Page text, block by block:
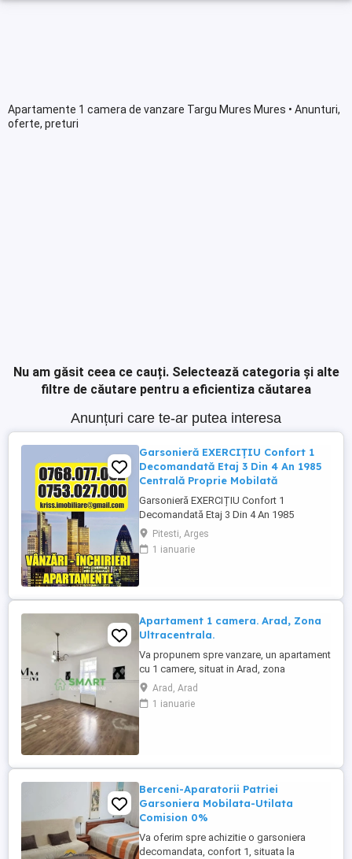
Apartamente 1 camera de vanzare Targu Mures Mures • Anunturi,
oferte, preturi
Nu am găsit ceea ce cauți. Selectează categoria și alte
filtre de căutare pentru a eficientiza căutarea
Anunțuri care te-ar putea interesa
Garsonieră EXERCIȚIU Confort 1
Decomandată Etaj 3 Din 4 An 1985
Centrală Proprie Mobilată
Garsonieră EXERCIȚIU Confort 1
Decomandată Etaj 3 Din 4 An 1985
Centrală Proprie Mobilată - Agenția
Imobiliară * KRISSS * prezintă spre
vânzare, în exclusivitate, o garsonieră
accesului rapid ...
Pitesti, Arges
1 ianuarie
Apartament 1 camera. Arad, Zona
Ultracentrala.
Va propunem spre vanzare, un apartament
cu 1 camere, situat in Arad, zona
Ultracentral , intr-o casa cu 1 etaj , confort
1, semidecomandat, avand suprafata
totala de 43 mp , cu 1 grupuri sanitare, 0
Arad, Arad
1 ianuarie
Berceni-Aparatorii Patriei
Garsoniera Mobilata-Utilata
Comision 0%
Va oferim spre achizitie o garsoniera
decomandata, confort 1, situata la